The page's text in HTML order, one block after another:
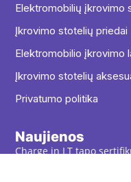
Elektromobilių įkrovimo
Įkrovimo stotelių priedai
Elektromobilio įkrovimo
Įkrovimo stotelių
Privatumo politika
Naujienos
Charge in LT tapo